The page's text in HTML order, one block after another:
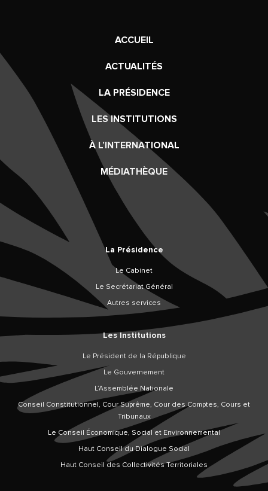
ACCUEIL
ACTUALITÉS
LA PRÉSIDENCE
LES INSTITUTIONS
À L’INTERNATIONAL
MÉDIATHÈQUE
La Présidence
Le Cabinet
Le Secrétariat Général
Autres services
Les Institutions
Le Président de la République
Le Gouvernement
L’Assemblée Nationale
Conseil Constitutionnel, Cour Suprême, Cour des Comptes, Cours et
Tribunaux
Le Conseil Économique, Social et Environnemental
Haut Conseil du Dialogue Social
Haut Conseil des Collectivités Territoriales